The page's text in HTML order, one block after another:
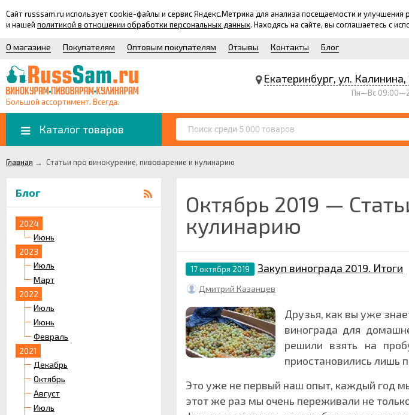
Сайт russsam.ru использует cookie-файлы и сервис Яндекс.Метрика для анализа посещаемости и
и нашей политикой в отношении обработки персональных данных. Находясь на сайте, вы соглашаетесь с
О магазине Покупателям Оптовым покупателям Отзывы Контакты Блог
Большой ассортимент. Всегда.
Екатеринбург, ул. Калинина,
Пн—Вс
Каталог товаров
Главная → Статьи про винокурение, пивоварение и кулинарию
Блог
2024
Июнь
2023
Июль
Март
2022
Июль
Июнь
Февраль
2021
Декабрь
Октябрь
Август
Июль
Октябрь 2019 —
кулинарию
17 октября 2019 Закуп винограда 2019. Итоги
Дмитрий Казанцев
Друзья, как вы уже
винограда для
решили взять на
приостановились лишь
Это уже не первый наш опыт, каждый год
этот же раз мы очень переживали не